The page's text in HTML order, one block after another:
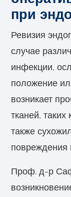
при
Ревизия
случае
инфекции,
положение
возникает
тканей,
также
повреждения
Проф. д-р